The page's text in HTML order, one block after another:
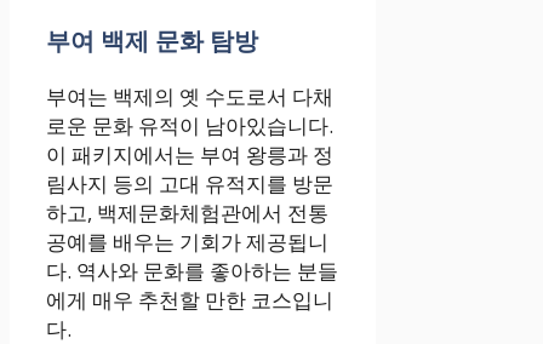
부여 백제 문화 탐방
부여는 백제의 옛 수도로서 다채
로운 문화 유적이 남아있습니다.
이 패키지에서는 부여 왕릉과 정
림사지 등의 고대 유적지를 방문
하고, 백제문화체험관에서 전통
공예를 배우는 기회가 제공됩니
다. 역사와 문화를 좋아하는 분들
에게 매우 추천할 만한 코스입니
다.